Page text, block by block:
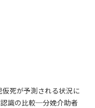
死が予測される状況に
識の比較─分娩介助者